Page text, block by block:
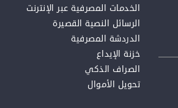
الخدمات المصرفية عبر الإنترنت
الرسائل النصية القصيرة
الدردشة المصرفية
خزنة الإيداع
الصراف الذكي
تحويل الأموال